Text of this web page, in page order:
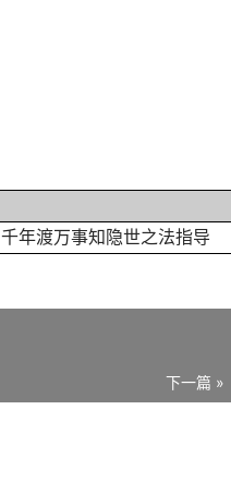
千年渡万事知隐世之法指导
下一篇 »